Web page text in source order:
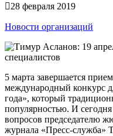
28 февраля 2019
Новости организаций
5 марта завершается
международный конкурс
года», который
популярностью. И
вопросов председателю
журнала «Пресс-служба»